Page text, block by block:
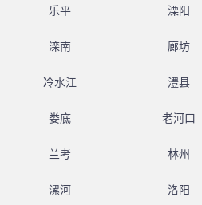
乐平 溧阳
滦南 廊坊
冷水江 澧县
娄底 老河口
兰考 林州
漯河 洛阳